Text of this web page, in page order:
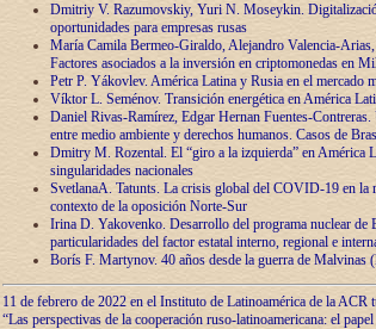
Dmitriy V. Razumovskiy, Yuri N. Moseykin.
oportunidades para empresas rusas
María Camila Bermeo-Giraldo, Alejandro Valencia-
Factores asociados a la inversión en criptomonedas en
Petr P. Yákovlev. América Latina y Rusia en el mercado
Víktor L. Seménov. Transición energética en América
Daniel Rivas-Ramírez, Edgar Hernan Fuentes-
entre medio ambiente y derechos humanos. Casos de
Dmitry M. Rozental. El “giro a la izquierda” en América
singularidades nacionales
SvetlanaA. Tatunts. La crisis global del COVID-19 en la
contexto de la oposición Norte-Sur
Irina D. Yakovenko. Desarrollo del programa nuclear de
particularidades del factor estatal interno, regional e
Borís F. Martynov. 40 años desde la guerra de Malvinas
11 de febrero de 2022 en el Instituto de Latinoamérica de la ACR
“Las perspectivas de la cooperación ruso-latinoamericana: el